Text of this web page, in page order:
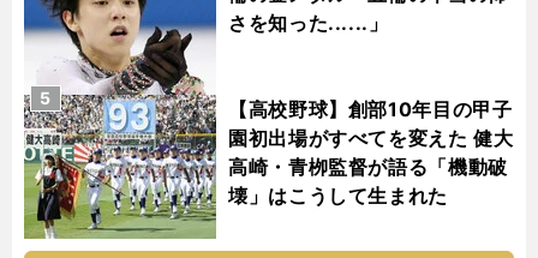
さを知った......」
【高校野球】創部10年目の甲子
園初出場がすべてを変えた 健大
高崎・青栁監督が語る「機動破
壊」はこうして生まれた
5